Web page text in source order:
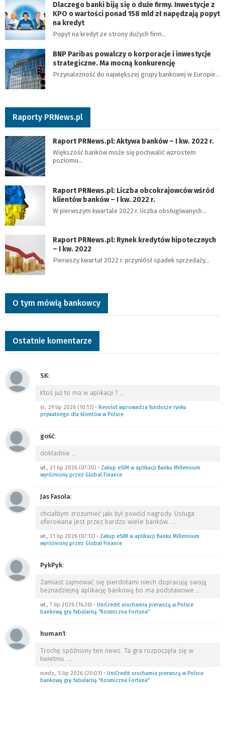
Dlaczego banki biją się o duże firmy. Inwestycje z
KPO o wartości ponad 158 mld zł napędzają popyt
na kredyt
Popyt na kredyt ze strony dużych firm…
BNP Paribas powalczy o korporacje i inwestycje
strategiczne. Ma mocną konkurencję
Przynależność do największej grupy bankowej w Europie…
Raporty PRNews.pl
Raport PRNews.pl: Aktywa banków – I kw. 2022 r.
Większość banków może się pochwalić wzrostem
poziomu…
Raport PRNews.pl: Liczba obcokrajowców wśród
klientów banków – I kw. 2022 r.
W pierwszym kwartale 2022 r. liczba obsługiwanych…
Raport PRNews.pl: Rynek kredytów hipotecznych
– I kw. 2022
Pierwszy kwartał 2022 r. przyniósł spadek sprzedaży…
O tym mówią bankowcy
Ostatnie komentarze
SK:
Ktoś już to ma w aplikacji ? …
śr., 29 lip 2026 (10:13) • Revolut wprowadza fundusze rynku
prywatnego dla klientów w Polsce
gość:
dokładnie …
wt., 21 lip 2026 (07:30) • Zakup eSIM w aplikacji Banku Millennium
wyróżniony przez Global Finance
Jas Fasola:
chciałbym zrozumieć jaki był powód nagrody. Usługa
oferowana jest przez bardzo wiele banków. …
wt., 21 lip 2026 (07:12) • Zakup eSIM w aplikacji Banku Millennium
wyróżniony przez Global Finance
PykPyk:
Zamiast zajmować się pierdołami niech dopracują swoją
beznadziejną aplikację bankową bo ma podstawowe …
wt., 7 lip 2026 (16:36) • UniCredit uruchamia pierwszą w Polsce
bankową grę fabularną “Kosmiczna Fortuna”
human1:
Trochę spóźniony ten news. Ta gra rozpoczęła się w
kwietniu. …
niedz., 5 lip 2026 (20:03) • UniCredit uruchamia pierwszą w Polsce
bankową grę fabularną “Kosmiczna Fortuna”